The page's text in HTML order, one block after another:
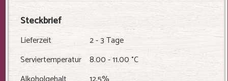
Steckbrief
Lieferzeit
2 - 3 Tage
Serviertemperatur 8.00 - 11.00 °C